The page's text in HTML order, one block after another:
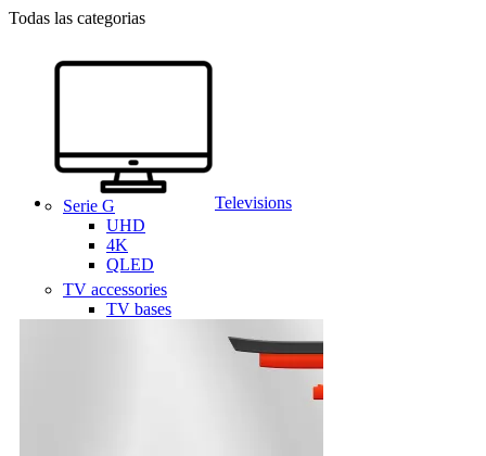
Todas las categorias
Televisions
Serie G
UHD
4K
QLED
TV accessories
TV bases